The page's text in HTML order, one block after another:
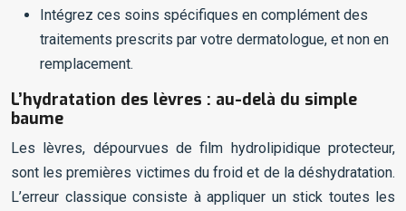
Intégrez ces soins spécifiques en complément des
traitements prescrits par votre dermatologue, et non en
remplacement.
L’hydratation des lèvres : au-delà du simple
baume
Les lèvres, dépourvues de film hydrolipidique protecteur,
sont les premières victimes du froid et de la déshydratation.
L’erreur classique consiste à appliquer un stick toutes les